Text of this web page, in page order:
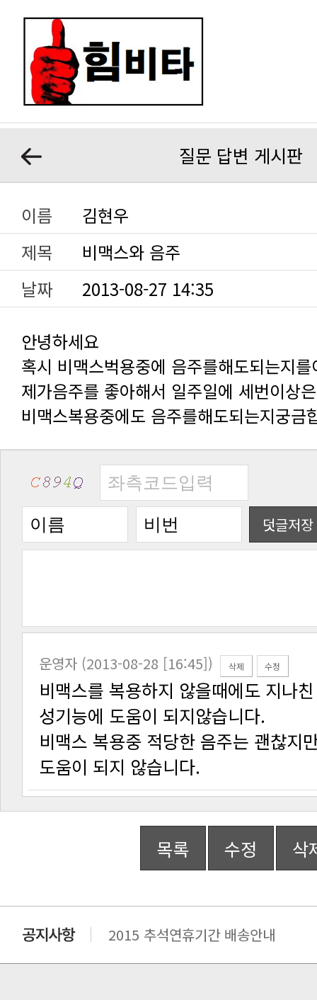
질문 답변 게시판
이름
김현우
제목
비맥스와 음주
날짜
2013-08-27 14:35
안녕하세요
혹시 비맥스벅용중에 음주를해도되는지
제가음주를 좋아해서 일주일에 세번이상
비맥스복용중에도 음주를해도되는지궁금
덧글저장
운영자 (2013-08-28 [16:45]) 삭제 수정
성기능에 도움이 되지않습니다.
도움이 되지 않습니다.
목록 수정 삭
2015 추석연휴기간 배송안내